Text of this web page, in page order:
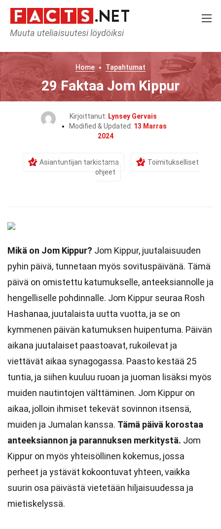
Muuta uteliaisuutesi löydöiksi
Home Tapahtumat
29 Faktaa Jom Kippur
Kirjoittanut: Lynsey Gervais
Modified & Updated: 13 Marras
2024
Asiantuntijan tarkistama
Toimitukselliset
ohjeet
Mikä on Jom Kippur? Jom Kippur, juutalaisuuden
pyhin päivä, tunnetaan myös sovituspäivänä. Tämä
päivä on omistettu katumukselle, anteeksiannolle ja
hengelliselle pohdinnalle. Jom Kippur seuraa Rosh
Hashanaa, juutalaista uutta vuotta, ja se on
kymmenen päivän katumuksen huipentuma. Päivän
aikana juutalaiset paastoavat, rukoilevat ja
viettävät aikaa synagogassa. Paasto kestää 25
tuntia, ja siihen kuuluu ruoan ja juoman lisäksi myös
muiden nautintojen välttäminen. Jom Kippur on
aikaa, jolloin ihmiset tekevät sovinnon itsensä,
muiden ja Jumalan kanssa. Tämä päivä korostaa
anteeksiannon ja parannuksen merkitystä. Jom
Kippur on myös yhteisöllinen kokemus, jossa
perheet ja ystävät kokoontuvat yhteen, vaikka
suurin osa päivästä vietetään hiljaisuudessa ja
mietiskelyssä.